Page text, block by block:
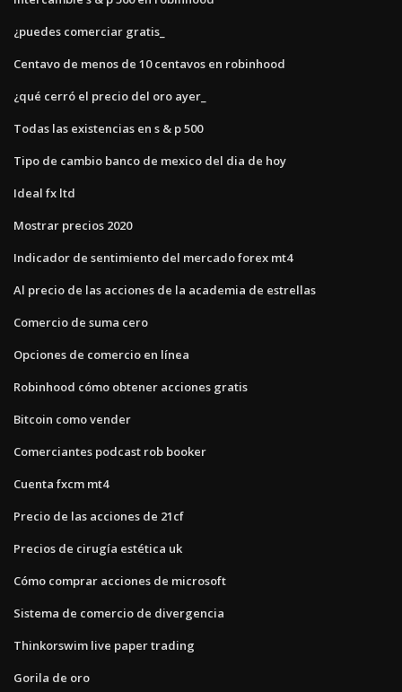
¿puedes comerciar gratis_
Centavo de menos de 10 centavos en robinhood
¿qué cerró el precio del oro ayer_
Todas las existencias en s & p 500
Tipo de cambio banco de mexico del dia de hoy
Ideal fx ltd
Mostrar precios 2020
Indicador de sentimiento del mercado forex mt4
Al precio de las acciones de la academia de estrellas
Comercio de suma cero
Opciones de comercio en línea
Robinhood cómo obtener acciones gratis
Bitcoin como vender
Comerciantes podcast rob booker
Cuenta fxcm mt4
Precio de las acciones de 21cf
Precios de cirugía estética uk
Cómo comprar acciones de microsoft
Sistema de comercio de divergencia
Thinkorswim live paper trading
Gorila de oro